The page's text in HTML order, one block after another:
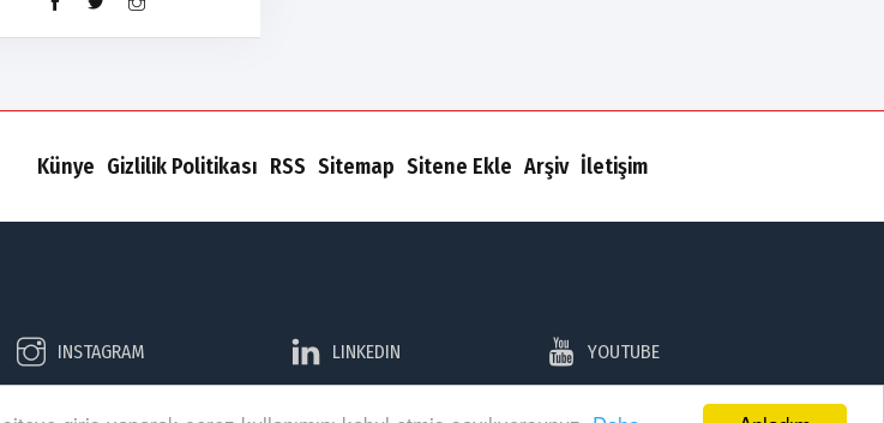
Künye Gizlilik Politikası RSS Sitemap Sitene Ekle Arşiv İletişim
INSTAGRAM LINKEDIN YOUTUBE